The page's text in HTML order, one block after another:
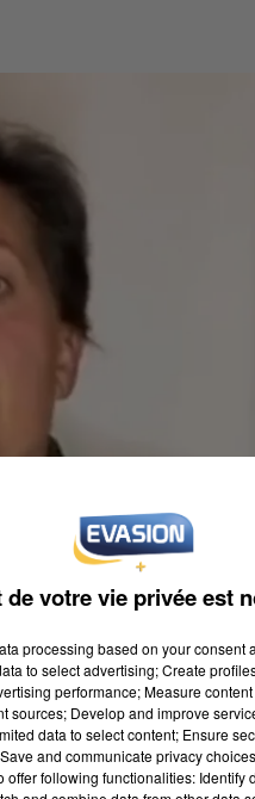
de votre vie privée est
processing based on your consent
to select advertising; Create
performance; Measure
sources; Develop and improve
data to select content; Ensure
and communicate privacy
following functionalities: